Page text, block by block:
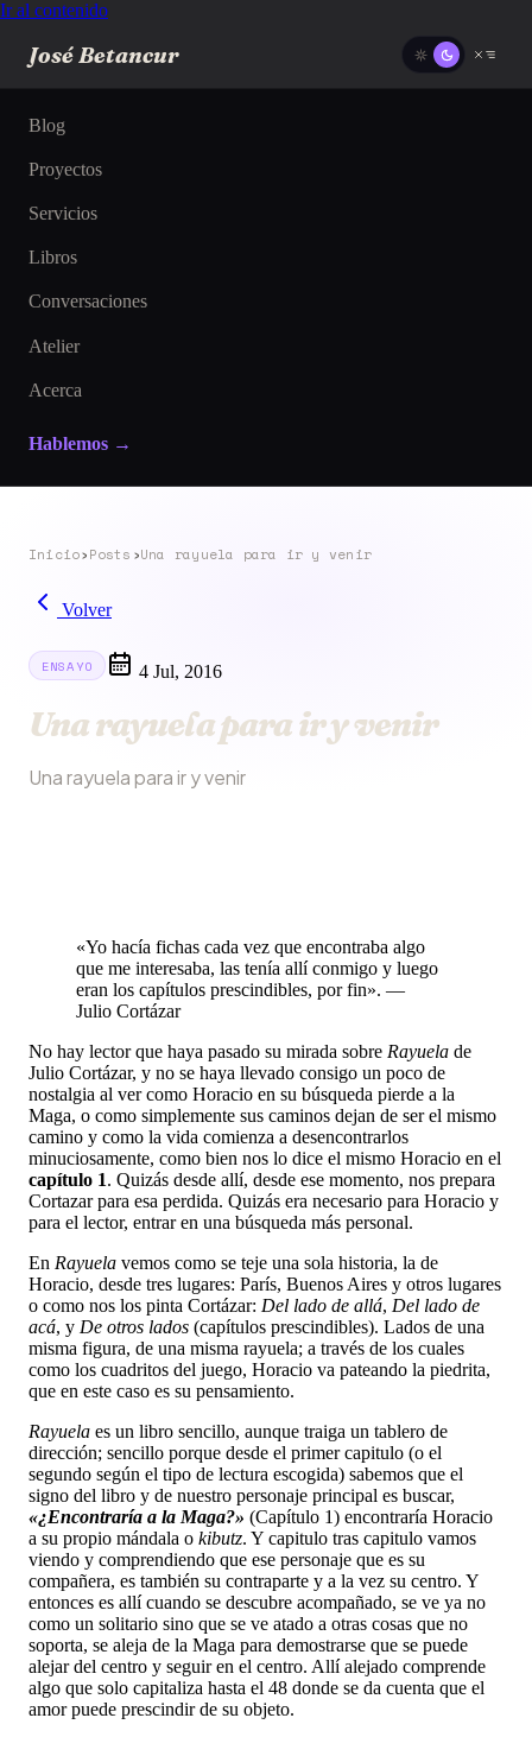
Ir al contenido
José Betancur
Blog
Proyectos
Servicios
Libros
Conversaciones
Atelier
Acerca
Hablemos →
Inicio›Posts ›Una rayuela para ir y venir
Volver
ENSAYO 4 Jul, 2016
Una rayuela para ir y venir
Una rayuela para ir y venir
«Yo hacía fichas cada vez que encontraba algo
que me interesaba, las tenía allí conmigo y luego
eran los capítulos prescindibles, por fin». —
Julio Cortázar
No hay lector que haya pasado su mirada sobre Rayuela de
Julio Cortázar, y no se haya llevado consigo un poco de
nostalgia al ver como Horacio en su búsqueda pierde a la
Maga, o como simplemente sus caminos dejan de ser el mismo
camino y como la vida comienza a desencontrarlos
minuciosamente, como bien nos lo dice el mismo Horacio en el
capítulo 1. Quizás desde allí, desde ese momento, nos prepara
Cortazar para esa perdida. Quizás era necesario para Horacio y
para el lector, entrar en una búsqueda más personal.
En Rayuela vemos como se teje una sola historia, la de
Horacio, desde tres lugares: París, Buenos Aires y otros lugares
o como nos los pinta Cortázar: Del lado de allá, Del lado de
acá, y De otros lados (capítulos prescindibles). Lados de una
misma figura, de una misma rayuela; a través de los cuales
como los cuadritos del juego, Horacio va pateando la piedrita,
que en este caso es su pensamiento.
Rayuela es un libro sencillo, aunque traiga un tablero de
dirección; sencillo porque desde el primer capitulo (o el
segundo según el tipo de lectura escogida) sabemos que el
signo del libro y de nuestro personaje principal es buscar,
«¿Encontraría a la Maga?» (Capítulo 1) encontraría Horacio
a su propio mándala o kibutz. Y capitulo tras capitulo vamos
viendo y comprendiendo que ese personaje que es su
compañera, es también su contraparte y a la vez su centro. Y
entonces es allí cuando se descubre acompañado, se ve ya no
como un solitario sino que se ve atado a otras cosas que no
soporta, se aleja de la Maga para demostrarse que se puede
alejar del centro y seguir en el centro. Allí alejado comprende
algo que solo capitaliza hasta el 48 donde se da cuenta que el
amor puede prescindir de su objeto.